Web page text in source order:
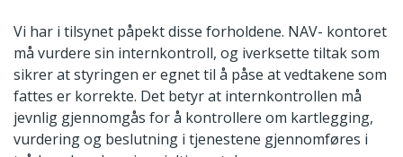
Vi har i tilsynet påpekt disse forholdene. NAV- kontoret
må vurdere sin internkontroll, og iverksette tiltak som
sikrer at styringen er egnet til å påse at vedtakene som
fattes er korrekte. Det betyr at internkontrollen må
jevnlig gjennomgås for å kontrollere om kartlegging,
vurdering og beslutning i tjenestene gjennomføres i